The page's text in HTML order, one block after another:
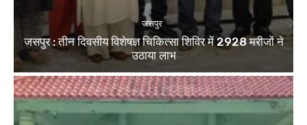
जसपुर
जसपुर : तीन दिवसीय विशेषज्ञ चिकित्सा शिविर में 2928 मरीजों ने
उठाया लाभ